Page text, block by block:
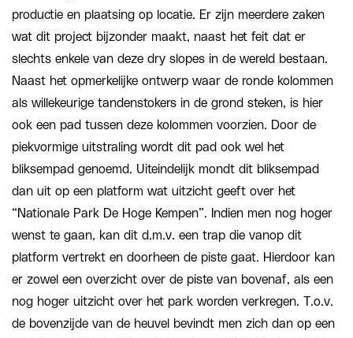
productie en plaatsing op locatie. Er zijn meerdere zaken
wat dit project bijzonder maakt, naast het feit dat er
slechts enkele van deze dry slopes in de wereld bestaan.
Naast het opmerkelijke ontwerp waar de ronde kolommen
als willekeurige tandenstokers in de grond steken, is hier
ook een pad tussen deze kolommen voorzien. Door de
piekvormige uitstraling wordt dit pad ook wel het
bliksempad genoemd. Uiteindelijk mondt dit bliksempad
dan uit op een platform wat uitzicht geeft over het
“Nationale Park De Hoge Kempen”. Indien men nog hoger
wenst te gaan, kan dit d.m.v. een trap die vanop dit
platform vertrekt en doorheen de piste gaat. Hierdoor kan
er zowel een overzicht over de piste van bovenaf, als een
nog hoger uitzicht over het park worden verkregen. T.o.v.
de bovenzijde van de heuvel bevindt men zich dan op een